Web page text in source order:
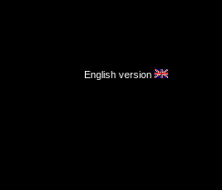
English version